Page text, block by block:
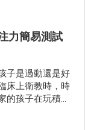
力簡易測試
子是過動還是好
床上衛教時，時
的孩子在玩積木
下來，真的很讓